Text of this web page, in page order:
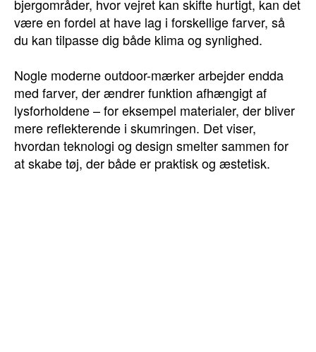
bjergområder, hvor vejret kan skifte hurtigt, kan det
være en fordel at have lag i forskellige farver, så
du kan tilpasse dig både klima og synlighed.
Nogle moderne outdoor-mærker arbejder endda
med farver, der ændrer funktion afhængigt af
lysforholdene – for eksempel materialer, der bliver
mere reflekterende i skumringen. Det viser,
hvordan teknologi og design smelter sammen for
at skabe tøj, der både er praktisk og æstetisk.